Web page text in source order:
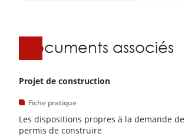
Documents associés
Projet de construction
Fiche pratique
Les dispositions propres à la demande de
permis de construire